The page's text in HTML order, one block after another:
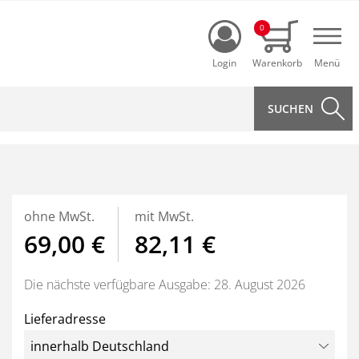
Login
0
ohne MwSt.
69,00 €
mit MwSt.
82,11 €
Die nächste verfügbare Ausgabe: 28. August 2026
Lieferadresse